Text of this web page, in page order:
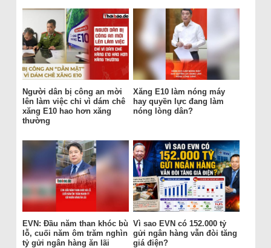
Người dân bị công an mời
lên làm việc chỉ vì dám chê
xăng E10 hao hơn xăng
thường
Xăng E10 làm nóng máy
hay quyền lực đang làm
nóng lòng dân?
EVN: Đầu năm than khóc bù
lỗ, cuối năm ôm trăm nghìn
tỷ gửi ngân hàng ăn lãi
Vì sao EVN có 152.000 tỷ
gửi ngân hàng vẫn đòi tăng
giá điện?